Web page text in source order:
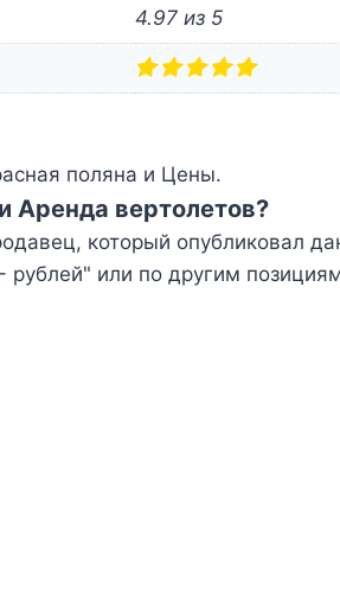
4.97 из 5
поляна и Цены.
Аренда вертолетов?
который опубликовал
или по другим